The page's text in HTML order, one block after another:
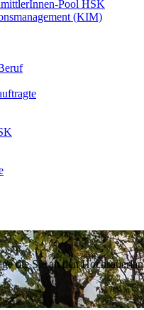
Pool HSK
(KIM)
die Sie an den